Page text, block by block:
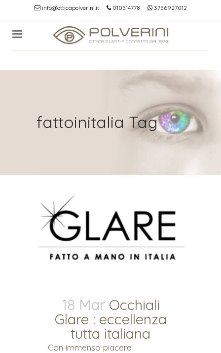
info@otticapolverini.it 010514778 3756927012
fattoinitalia Tag
18 Mar Occhiali
Glare : eccellenza
tutta italiana
Con immenso piacere